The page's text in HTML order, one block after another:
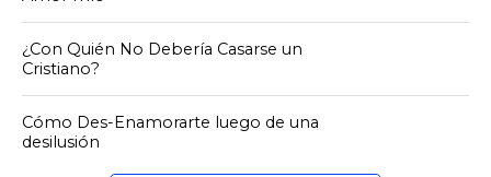
¿Con Quién No Debería Casarse un
Cristiano?
Cómo Des-Enamorarte luego de una
desilusión